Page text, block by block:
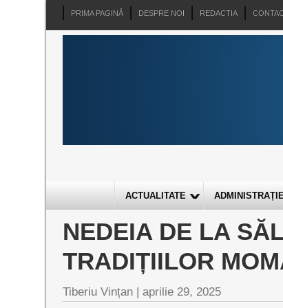
PRIMA PAGINĂ DESPRE NOI REDACTIA
ACTUALITATE
NEDEIA DE LA
TRADIȚIILOR
Tiberiu Vințan |aprilie 29, 2025